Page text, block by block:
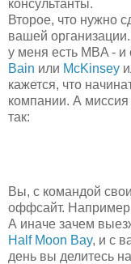
консультанты.
Второе, что нужно
вашей
у меня есть MBA -
Bain или McKinsey
кажется, что
компании. А
так:
Вы, с командой
оффсайт. Например
А иначе зачем
Half Moon Bay, и с
день вы делитесь